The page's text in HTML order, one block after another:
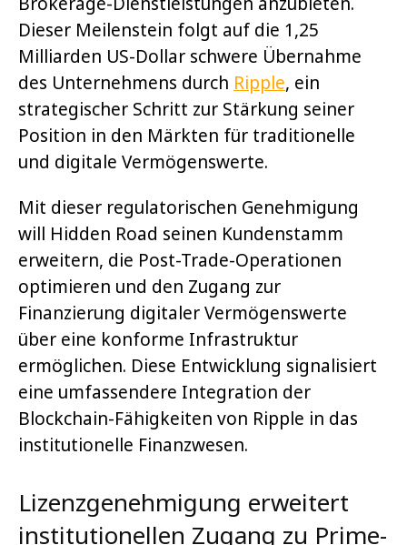
Dieser Meilenstein folgt auf die 1,25
Milliarden US-Dollar schwere Übernahme
des Unternehmens durch Ripple, ein
strategischer Schritt zur Stärkung seiner
Position in den Märkten für traditionelle
und digitale Vermögenswerte.
Mit dieser regulatorischen Genehmigung
will Hidden Road seinen Kundenstamm
erweitern, die Post-Trade-Operationen
optimieren und den Zugang zur
Finanzierung digitaler Vermögenswerte
über eine konforme Infrastruktur
ermöglichen. Diese Entwicklung signalisiert
eine umfassendere Integration der
Blockchain-Fähigkeiten von Ripple in das
institutionelle Finanzwesen.
Lizenzgenehmigung erweitert
institutionellen Zugang zu Prime-